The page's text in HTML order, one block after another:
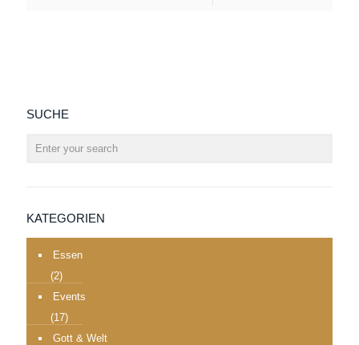
SUCHE
KATEGORIEN
Essen
(2)
Events
(17)
Gott & Welt